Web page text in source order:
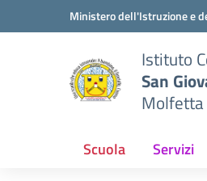
Vai ai contenuti
Vai al menu di navigazione
Ministero dell'Istruzione e
Istituto
San
Molfetta
Scuola Servizi